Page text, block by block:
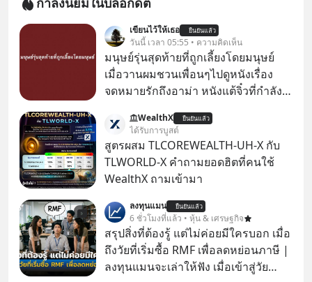
เขียนไว้ให้เธอ ยืนยันแล้ว
วันนี้ เวลา 05:55 • ความคิดเห็น
มนุษย์รุ่นสุดท้ายที่ถูกเลี้ยงโดยมนุษย์
เมื่อวานผมชวนเพื่อนๆไปดูหนังเรื่อง
จดหมายรักถึงอาม่า หนังแต้จิ๋วที่กำลัง
ป๊าผมเห็นโปสเตอร์หนังเรื่องนี้หลาย
เดือนก่อนและอยากดูมาก ด้วยเพราะว่า
อากงก็มาจากเมืองจีน ป๊าก็พูดแต้จิ๋วได้
มีเรื่องราวมีความผูกพันที่ได้ยินตั้งแต่
WealthX ยืนยันแล้ว
ได้รับการบูสต์
สูตรผสม TLCOREWEALTH-UH-X กับ
TLWORLD-X คำถามยอดฮิตที่คนใช้
WealthX ถามเข้ามา
ลงทุนแมน ยืนยันแล้ว
6 ชั่วโมงที่แล้ว • หุ้น & เศรษฐกิจ
สรุปสิ่งที่ต้องรู้ แต่ไม่ค่อยมีใครบอก เมื่อ
ถึงวัยที่เริ่มซื้อ RMF เพื่อลดหย่อนภาษี |
ลงทุนแมนจะเล่าให้ฟัง เมื่อเข้าสู่วัย